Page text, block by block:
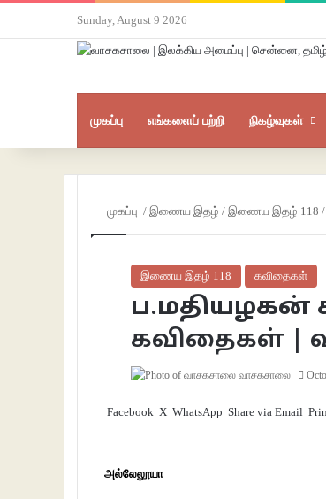
Sunday, August 9 2026
முகப்பு எங்களைப் பற்றி நிகழ்வுகள்
முகப்பு / இணைய இதழ் / இணைய இதழ் 118 /
இணைய இதழ் 118 கவிதைகள்
ப.மதியழகன்
கவிதைகள் |
வாசகசாலை
Facebook X WhatsApp Share via Email
அல்லேலூயா